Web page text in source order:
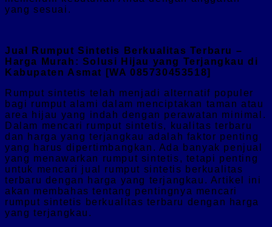
yang sesuai.
Jual Rumput Sintetis Berkualitas Terbaru –
Harga Murah: Solusi Hijau yang Terjangkau di
Kabupaten Asmat [WA 085730453518]
Rumput sintetis telah menjadi alternatif populer
bagi rumput alami dalam menciptakan taman atau
area hijau yang indah dengan perawatan minimal.
Dalam mencari rumput sintetis, kualitas terbaru
dan harga yang terjangkau adalah faktor penting
yang harus dipertimbangkan. Ada banyak penjual
yang menawarkan rumput sintetis, tetapi penting
untuk mencari jual rumput sintetis berkualitas
terbaru dengan harga yang terjangkau. Artikel ini
akan membahas tentang pentingnya mencari
rumput sintetis berkualitas terbaru dengan harga
yang terjangkau.